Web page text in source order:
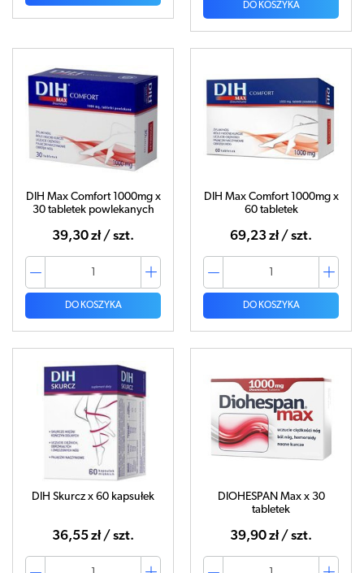
DO KOSZYKA
DIH Max Comfort 1000mg x
30 tabletek powlekanych
39,30 zł / szt.
DO KOSZYKA
DIH Max Comfort 1000mg x
60 tabletek
69,23 zł / szt.
DO KOSZYKA
DIH Skurcz x 60 kapsułek
36,55 zł / szt.
DIOHESPAN Max x 30
tabletek
39,90 zł / szt.